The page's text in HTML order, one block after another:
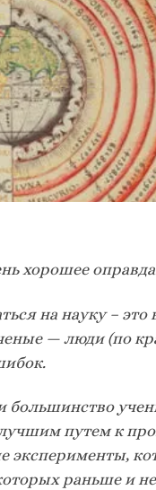
хорошее
на науку – это
— люди (по
большинство
путем к
раньше и не